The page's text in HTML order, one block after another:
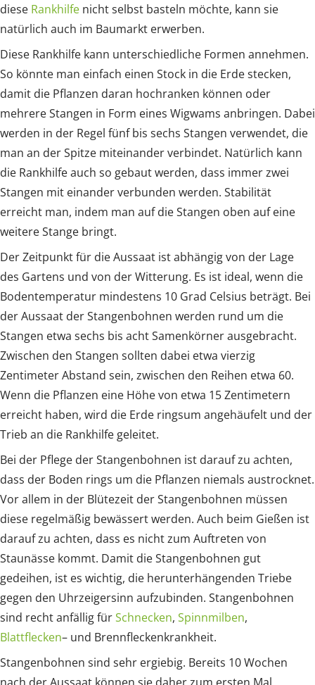
diese Rankhilfe nicht selbst basteln möchte, kann sie
natürlich auch im Baumarkt erwerben.
Diese Rankhilfe kann unterschiedliche Formen annehmen.
So könnte man einfach einen Stock in die Erde stecken,
damit die Pflanzen daran hochranken können oder
mehrere Stangen in Form eines Wigwams anbringen. Dabei
werden in der Regel fünf bis sechs Stangen verwendet, die
man an der Spitze miteinander verbindet. Natürlich kann
die Rankhilfe auch so gebaut werden, dass immer zwei
Stangen mit einander verbunden werden. Stabilität
erreicht man, indem man auf die Stangen oben auf eine
weitere Stange bringt.
Der Zeitpunkt für die Aussaat ist abhängig von der Lage
des Gartens und von der Witterung. Es ist ideal, wenn die
Bodentemperatur mindestens 10 Grad Celsius beträgt. Bei
der Aussaat der Stangenbohnen werden rund um die
Stangen etwa sechs bis acht Samenkörner ausgebracht.
Zwischen den Stangen sollten dabei etwa vierzig
Zentimeter Abstand sein, zwischen den Reihen etwa 60.
Wenn die Pflanzen eine Höhe von etwa 15 Zentimetern
erreicht haben, wird die Erde ringsum angehäufelt und der
Trieb an die Rankhilfe geleitet.
Bei der Pflege der Stangenbohnen ist darauf zu achten,
dass der Boden rings um die Pflanzen niemals austrocknet.
Vor allem in der Blütezeit der Stangenbohnen müssen
diese regelmäßig bewässert werden. Auch beim Gießen ist
darauf zu achten, dass es nicht zum Auftreten von
Staunässe kommt. Damit die Stangenbohnen gut
gedeihen, ist es wichtig, die herunterhängenden Triebe
gegen den Uhrzeigersinn aufzubinden. Stangenbohnen
sind recht anfällig fürSchnecken, Spinnmilben,
Blattflecken– und Brennfleckenkrankheit.
Stangenbohnen sind sehr ergiebig. Bereits 10 Wochen